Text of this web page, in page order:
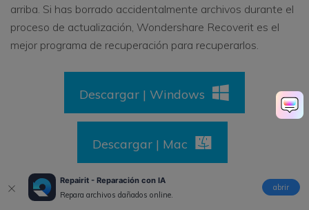
Repairit - Reparación con IA
Repara archivos dañados online.
abrir
arriba. Si has borrado accidentalmente archivos durante el
proceso de actualización, Wondershare Recoverit es el
mejor programa de recuperación para recuperarlos.
Descargar | Windows
Descargar | Mac
Las Personas También Preguntan